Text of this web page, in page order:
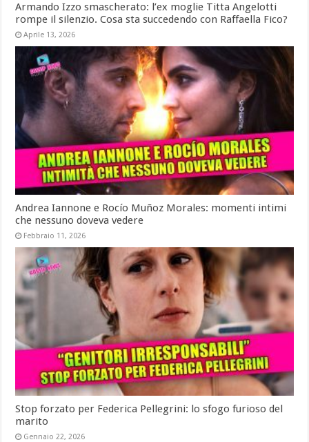
Armando Izzo smascherato: l’ex moglie Titta Angelotti
rompe il silenzio. Cosa sta succedendo con Raffaella Fico?
Aprile 13, 2026
Andrea Iannone e Rocío Muñoz Morales: momenti intimi
che nessuno doveva vedere
Febbraio 11, 2026
Stop forzato per Federica Pellegrini: lo sfogo furioso del
marito
Gennaio 22, 2026